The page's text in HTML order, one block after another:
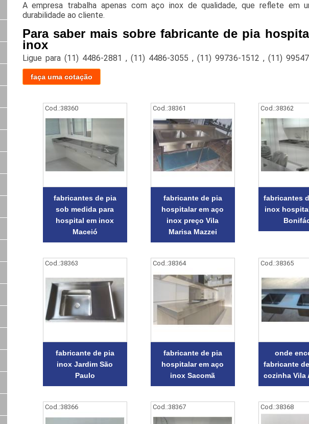
A empresa trabalha apenas com aço inox de qualidade, que reflete em
durabilidade ao cliente.
Para saber mais sobre fabricante de pia
inox
Ligue para (11) 4486-2881 , (11) 4486-3055 , (11) 99736-1512 , (11)
faça uma cotação
Cod.:38360
fabricantes de pia
sob medida para
hospital em inox
Maceió
Cod.:38361
fabricante de pia
hospitalar em aço
inox preço Vila
Marisa Mazzei
Cod.:38362
fabricantes
inox
Cod.:38363
fabricante de pia
inox Jardim São
Paulo
Cod.:38364
fabricante de pia
hospitalar em aço
inox Sacomã
Cod.:38365
onde
fabricante
cozinha Vila
Cod.:38366 Cod.:38367 Cod.:38368